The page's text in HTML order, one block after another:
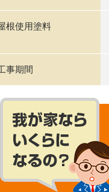
根使用塗料
事期間